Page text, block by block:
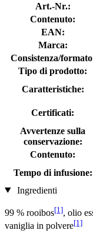
Art.-Nr.:
Contenuto:
EAN:
Marca:
Consistenza/
Tipo di prodotto:
Caratteristiche:
Certificati:
Avvertenze sulla
conservazione:
Contenuto:
Tempo di infusione:
Ingredienti
99 % rooibos[1], olio
vaniglia in polvere[1]